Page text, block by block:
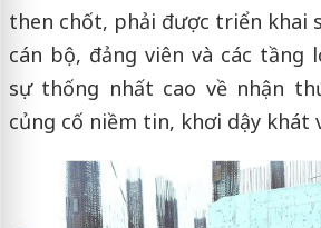
then chốt, phải được triển khai
cán bộ, đảng viên và các tầng
sự thống nhất cao về nhận
củng cố niềm tin, khơi dậy khát